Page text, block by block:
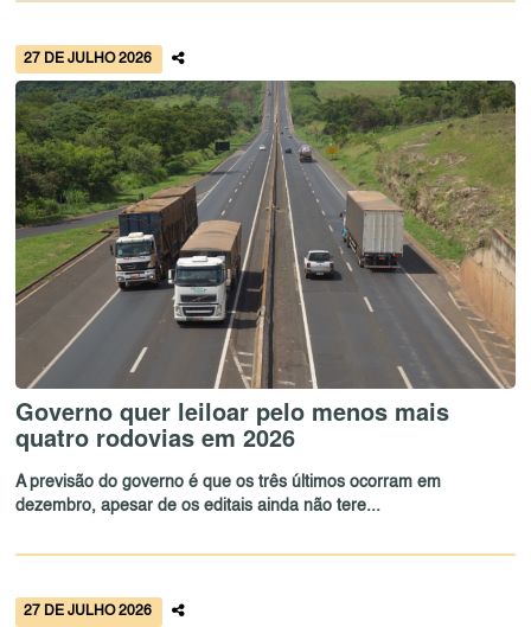
27 DE JULHO 2026
Governo quer leiloar pelo menos mais
quatro rodovias em 2026
A previsão do governo é que os três últimos ocorram em
dezembro, apesar de os editais ainda não tere...
27 DE JULHO 2026